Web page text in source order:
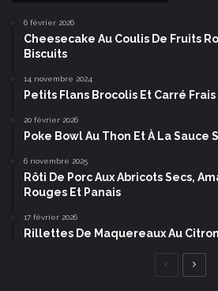
6 février 2026
Cheesecake Au Coulis De Fruits
Biscuits
14 novembre 2024
Petits Flans Brocolis Et Carré Frais
20 février 2026
Poke Bowl Au Thon Et À La Sauce
6 novembre 2025
Rôti De Porc Aux Abricots Secs,
Rouges Et Panais
17 février 2026
Rillettes De Maquereaux Au Citron
Page